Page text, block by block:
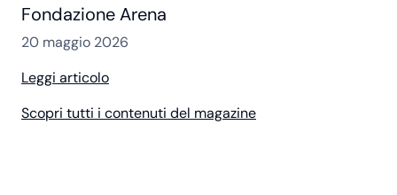
Fondazione Arena
20 maggio 2026
Leggi articolo
Scopri tutti i contenuti del magazine